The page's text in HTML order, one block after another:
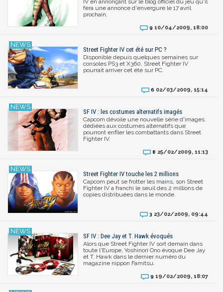
fera une annonce d'envergure le 17 avril
prochain.
9 10/04/2009, 18:00
Street Fighter IV cet été sur PC ?
Disponible depuis quelques semaines sur
consoles PS3 et X360, Street Fighter IV
pourrait arriver cet été sur PC.
6 02/03/2009, 15:14
SF IV : les costumes alternatifs imagés
Capcom dévoile une nouvelle série d'images
dédiées aux costumes alternatifs que
pourront enfiler les combattants dans Street
Fighter IV.
8 25/02/2009, 11:13
Street Fighter IV touche les 2 millions
Capcom peut se frotter les mains, son Street
Fighter IV a franchi le seuil des 2 millions de
copies distribuées dans le monde.
3 23/02/2009, 09:44
SF IV : Dee Jay et T. Hawk évoqués
Alors que Street Fighter IV sort demain dans
toute l'Europe, Yoshinori Ono évoque Dee Jay
et T. Hawk dans le dernier numéro du
magazine nippon Famitsu.
9 19/02/2009, 18:07